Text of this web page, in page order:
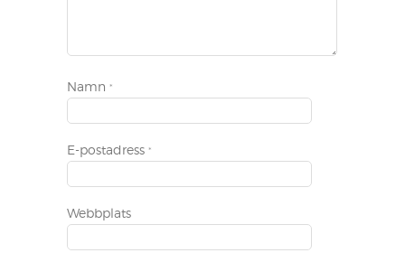
Namn *
E-postadress *
Webbplats